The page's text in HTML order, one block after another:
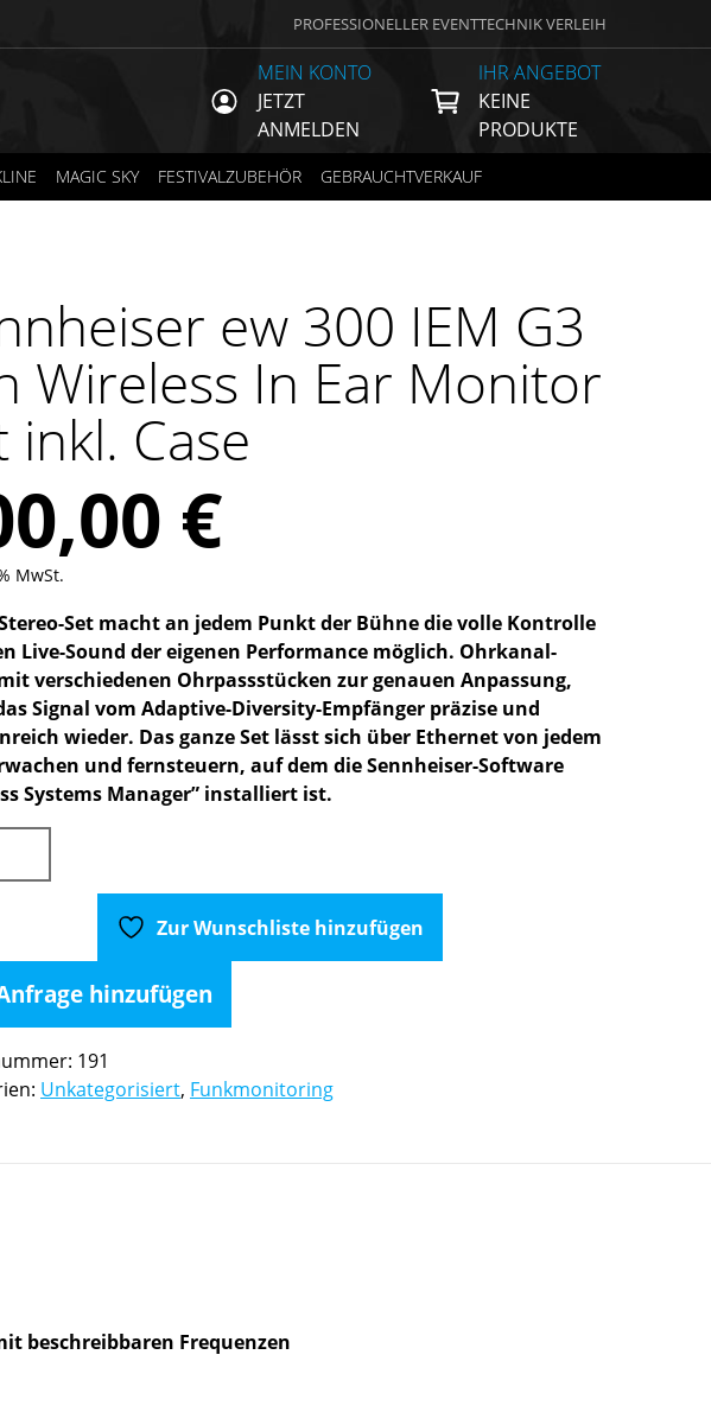
PROFESSIONELLER EVENTTECHNIK VERLEIH
MEIN KONTO
JETZT
ANMELDEN
IHR ANGEBOT
KEINE
PRODUKTE
MAGIC SKY FESTIVALZUBEHÖR GEBRAUCHTVERKAUF
ew 300 IEM G3
Wireless In Ear Monitor
inkl. Case
€
MwSt.
Set macht an jedem Punkt der Bühne die volle Kontrolle
Live-Sound der eigenen Performance möglich. Ohrkanal-
verschiedenen Ohrpassstücken zur genauen Anpassung,
Signal vom Adaptive-Diversity-Empfänger präzise und
wieder. Das ganze Set lässt sich über Ethernet von jedem
und fernsteuern, auf dem die Sennheiser-Software
Systems Manager” installiert ist.
Zur Wunschliste hinzufügen
hinzufügen
191
Unkategorisiert, Funkmonitoring
beschreibbaren Frequenzen